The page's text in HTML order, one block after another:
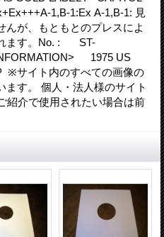
1,B-1:Ex A-1,B-1: 見
んが、もともとのプレスによ
れます。No. : ST-
1975 US
※サイト内のすべての画像の
ます。 個人・法人様のサイト
紹介で使用されたい場合は前